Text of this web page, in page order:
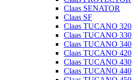
Claas SENATOR
Claas SF
Claas TUCANO 320
Claas TUCANO 330
Claas TUCANO 340
Claas TUCANO 420
Claas TUCANO 430
Claas TUCANO 440